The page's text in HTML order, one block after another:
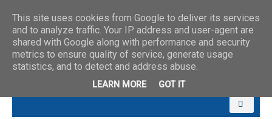
This site uses cookies from Google to deliver its services
and to analyze traffic. Your IP address and user-agent are
shared with Google along with performance and security
metrics to ensure quality of service, generate usage
statistics, and to detect and address abuse.
LEARN MORE GOT IT